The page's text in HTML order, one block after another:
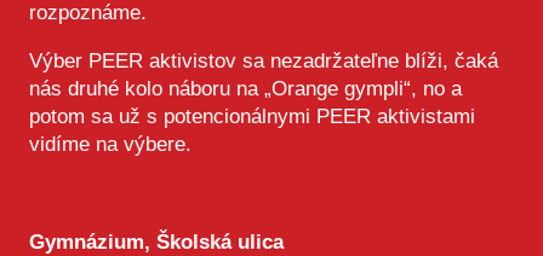
rozpoznáme.
Výber PEER aktivistov sa nezadržateľne blíži, čaká
nás druhé kolo náboru na „Orange gympli“, no a
potom sa už s potencionálnymi PEER aktivistami
vidíme na výbere.
Gymnázium, Školská ulica